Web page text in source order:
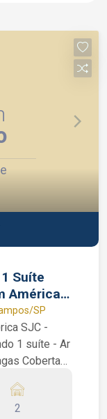
Suíte
América
SP
SJC -
1 suíte - Ar
Cobertas
/
2